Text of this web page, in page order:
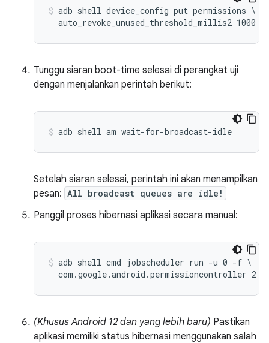
adb shell device_config put permissions \
Tunggu siaran boot-time selesai di perangkat uji
dengan menjalankan perintah berikut:
Setelah siaran selesai, perintah ini akan menampilkan
pesan: All broadcast queues are idle!
Panggil proses hibernasi aplikasi secara manual:
adb shell cmd jobscheduler run -u 0 -f \
(Khusus Android 12 dan yang lebih baru) Pastikan
aplikasi memiliki status hibernasi menggunakan salah